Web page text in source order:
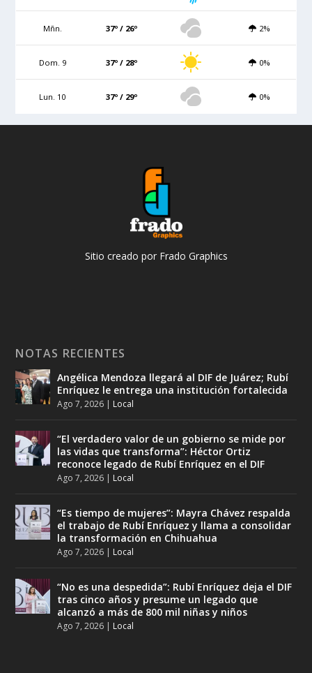
Mñn. 37º / 26º 2%
Dom. 9 37º / 28º 0%
Lun. 10 37º / 29º 0%
Sitio creado por Frado Graphics
NOTAS RECIENTES
Angélica Mendoza llegará al DIF de Juárez; Rubí
Enríquez le entrega una institución fortalecida
Ago 7, 2026 | Local
“El verdadero valor de un gobierno se mide por
las vidas que transforma”: Héctor Ortiz
reconoce legado de Rubí Enríquez en el DIF
Ago 7, 2026 | Local
“Es tiempo de mujeres”: Mayra Chávez respalda
el trabajo de Rubí Enríquez y llama a consolidar
la transformación en Chihuahua
Ago 7, 2026 | Local
“No es una despedida”: Rubí Enríquez deja el DIF
tras cinco años y presume un legado que
alcanzó a más de 800 mil niñas y niños
Ago 7, 2026 | Local